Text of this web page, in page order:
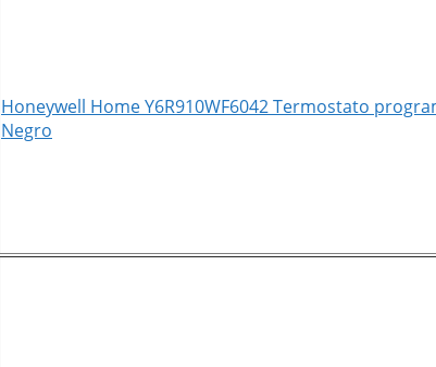
Honeywell Home Y6R910WF6042 Termostato
Negro